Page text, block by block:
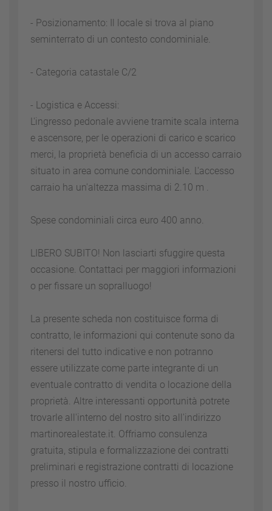
- Posizionamento: Il locale si trova al piano
seminterrato di un contesto condominiale.
- Categoria catastale C/2
- Logistica e Accessi:
L'ingresso pedonale avviene tramite scala interna
e ascensore, per le operazioni di carico e scarico
merci, la proprietà beneficia di un accesso carraio
situato in area comune condominiale. L'accesso
carraio ha un'altezza massima di 2.10 m .
Spese condominiali circa euro 400 anno.
LIBERO SUBITO! Non lasciarti sfuggire questa
occasione. Contattaci per maggiori informazioni
o per fissare un sopralluogo!
La presente scheda non costituisce forma di
contratto, le informazioni qui contenute sono da
ritenersi del tutto indicative e non potranno
essere utilizzate come parte integrante di un
eventuale contratto di vendita o locazione della
proprietà. Altre interessanti opportunità potrete
trovarle all'interno del nostro sito all'indirizzo
martinorealestate.it. Offriamo consulenza
gratuita, stipula e formalizzazione dei contratti
preliminari e registrazione contratti di locazione
presso il nostro ufficio.